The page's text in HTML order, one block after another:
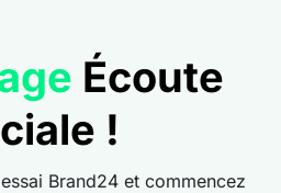
Écoute
!
Brand24 et commencez